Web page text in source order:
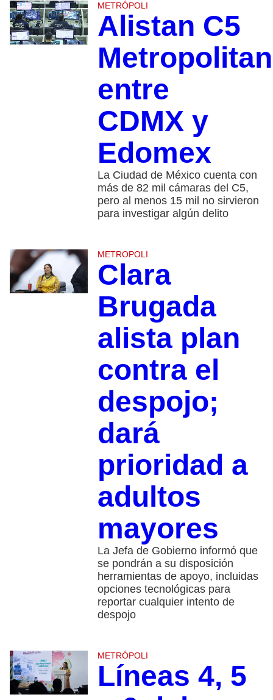
METRÓPOLI
Alistan C5
entre
CDMX y
Edomex
La Ciudad de México cuenta con
más de 82 mil cámaras del C5,
pero al menos 15 mil no sirvieron
para investigar algún delito
METROPOLI
Clara
Brugada
alista plan
contra el
despojo;
dará
prioridad a
adultos
mayores
La Jefa de Gobierno informó que
se pondrán a su disposición
herramientas de apoyo, incluidas
opciones tecnológicas para
reportar cualquier intento de
despojo
METRÓPOLI
Líneas 4, 5